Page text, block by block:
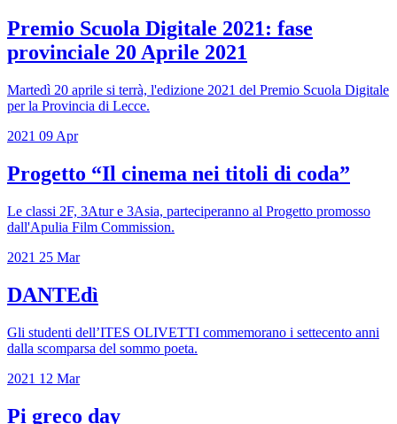
Premio Scuola Digitale 2021: fase
provinciale 20 Aprile 2021
Martedì 20 aprile si terrà, l'edizione 2021 del Premio Scuola Digitale
per la Provincia di Lecce.
2021 09 Apr
Progetto “Il cinema nei titoli di coda”
Le classi 2F, 3Atur e 3Asia, parteciperanno al Progetto promosso
dall'Apulia Film Commission.
2021 25 Mar
DANTEdì
Gli studenti dell’ITES OLIVETTI commemorano i settecento anni
dalla scomparsa del sommo poeta.
2021 12 Mar
Pi greco day